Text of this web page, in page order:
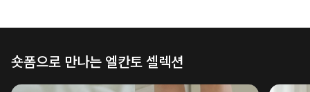
숏폼으로 만나는 엘칸토 셀렉션